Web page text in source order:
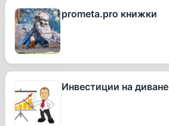
prometa.pro книжки
Инвестиции на диване